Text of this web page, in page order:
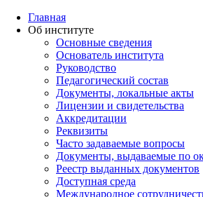
Главная
Об институте
Основные сведения
Основатель института
Руководство
Педагогический состав
Документы, локальные акты
Лицензии и свидетельства
Аккредитации
Реквизиты
Часто задаваемые вопросы
Документы, выдаваемые по
Реестр выданных документов
Доступная среда
Международное